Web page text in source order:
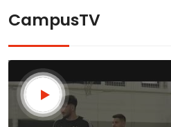
CampusTV